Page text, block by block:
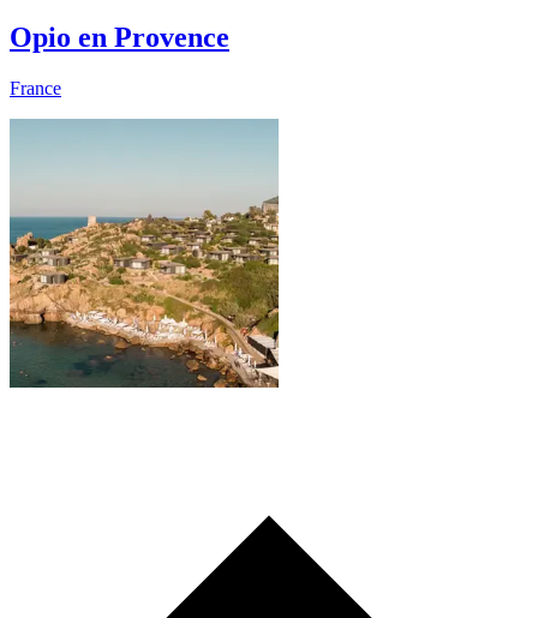
Opio en Provence
France